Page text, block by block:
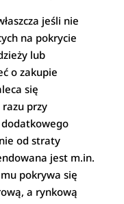
jeśli nie
na pokrycie
lub
o zakupie
się
przy
od straty
jest m.in.
pokrywa się
a rynkową